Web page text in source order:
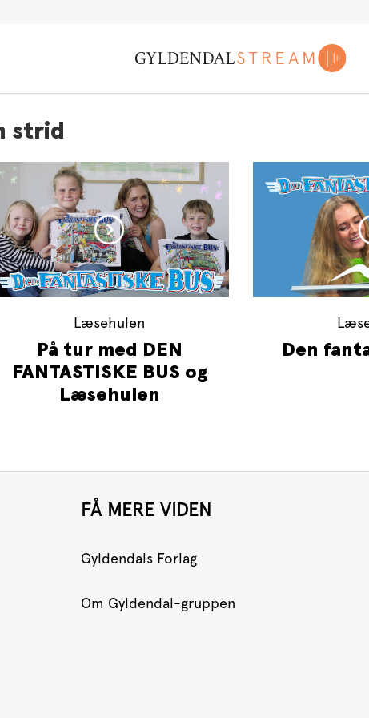
strid
Læsehulen
På tur med DEN
FANTASTISKE BUS og
Læsehulen
Den
FÅ MERE VIDEN
Gyldendals Forlag
Om Gyldendal-gruppen